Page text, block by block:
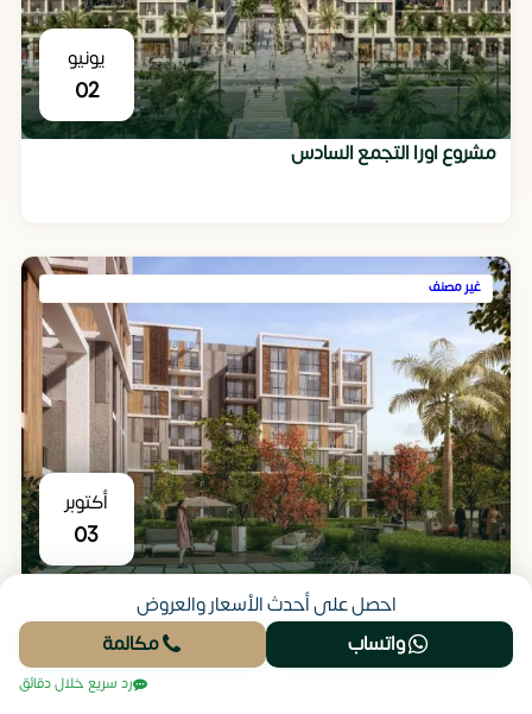
يونيو
02
مشروع اورا التجمع السادس
غير مصنف
أكتوبر
03
كمبوند هاب تاون مدينة المستقبل Haptown Mostakbal
City
احصل على أحدث الأسعار والعروض
واتساب
مكالمة
رد سريع خلال دقائق